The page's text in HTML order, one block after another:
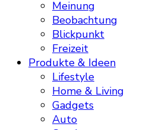
Meinung
Beobachtung
Blickpunkt
Freizeit
Produkte & Ideen
Lifestyle
Home & Living
Gadgets
Auto